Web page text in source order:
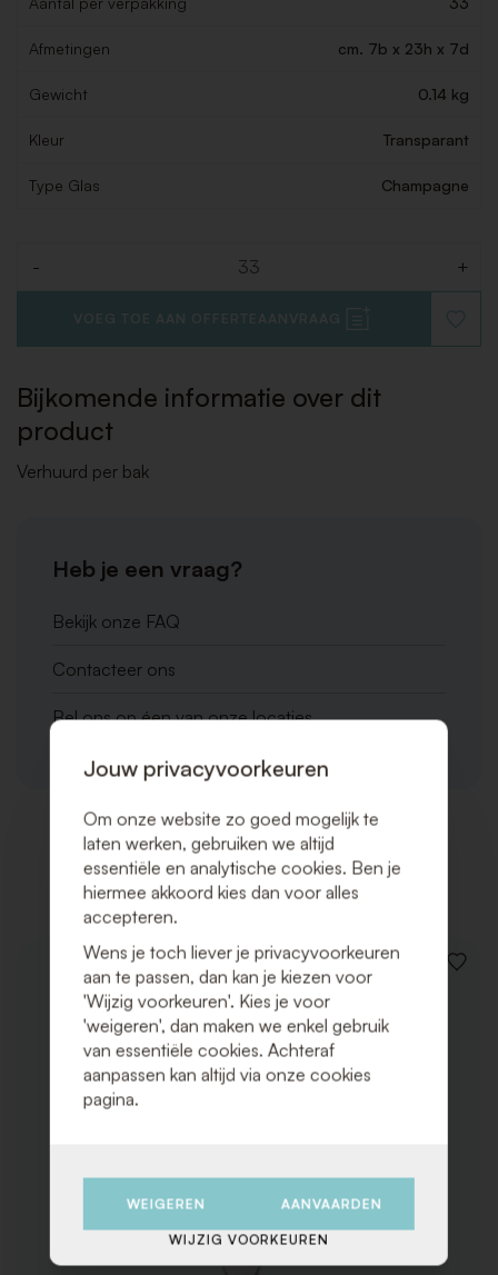
Afmetingen cm. 7b x 23h x 7d
Gewicht 0.14 kg
Kleur Transparant
Type Glas Champagne
- +
VOEG TOE AAN OFFERTEAANVRAAG
TOE
Bijkomende informatie over dit
product
Verhuurd per bak
Heb je een vraag?
Bekijk onze FAQ
Contacteer ons
Bel ons op éen van onze locaties
Gerelateerde producten
VOEG
Jouw privacyvoorkeuren
Om onze website zo goed mogelijk te
laten werken, gebruiken we altijd
essentiële en analytische cookies. Ben je
hiermee akkoord kies dan voor alles
accepteren.
Wens je toch liever je privacyvoorkeuren
aan te passen, dan kan je kiezen voor
'Wijzig voorkeuren'. Kies je voor
'weigeren', dan maken we enkel gebruik
van essentiële cookies. Achteraf
aanpassen kan altijd via onze cookies
pagina.
WEIGEREN AANVAARDEN
WIJZIG VOORKEUREN